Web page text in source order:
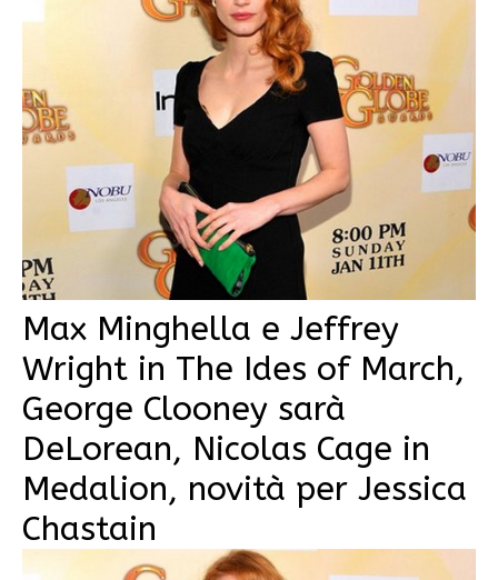
Max Minghella e Jeffrey
Wright in The Ides of March,
George Clooney sarà
DeLorean, Nicolas Cage in
Medalion, novità per Jessica
Chastain